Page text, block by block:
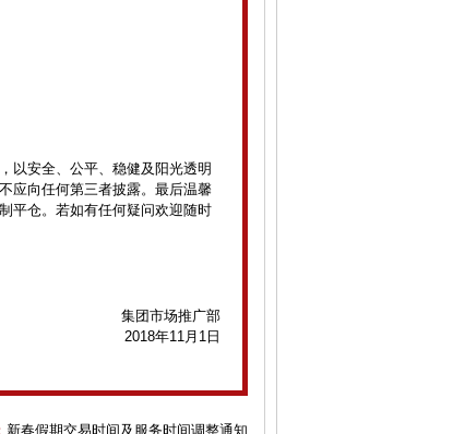
以安全、公平、稳健及阳光透明
应向任何第三者披露。最后温馨
平仓。若如有任何疑问欢迎随时
集团市场推广部
2018年11月1日
新春假期交易时间及服务时间调整通知